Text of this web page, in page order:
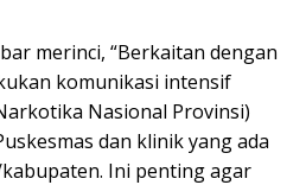
merinci, “Berkaitan dengan
komunikasi intensif
Nasional Provinsi)
dan klinik yang ada
Ini penting agar